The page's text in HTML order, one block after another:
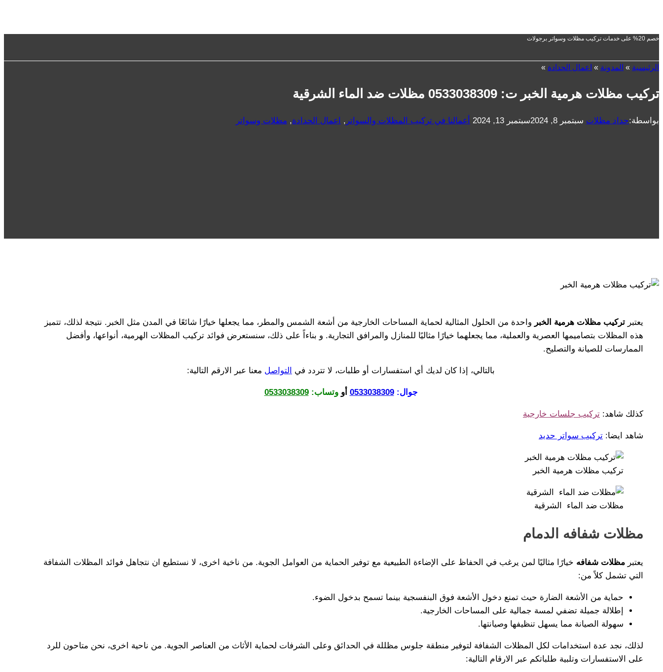
خصم 20% على خدمات تركيب مظلات وسواتر برجولات
الرئيسية » المدونة » اعمال الحدادة »
تركيب مظلات هرمية الخبر ت: 0533038309 مظلات ضد الماء الشرقية
بواسطة:حداد مظلات سبتمبر 8, 2024 سبتمبر 13, 2024 أعمالنا في تركيب المظلات والسواتر , اعمال الحدادة, مظلات وسواتر
يعتبر تركيب مظلات هرمية الخبر واحدة من الحلول المثالية لحماية المساحات الخارجية من أشعة الشمس والمطر، مما يجعلها خيارًا شائعًا في المدن مثل الخبر. نتيجة لذلك، تتميز
هذه المظلات بتصاميمها العصرية والعملية، مما يجعلهما خيارًا مثاليًا للمنازل والمرافق التجارية. و بناءاً على ذلك، سنستعرض فوائد تركيب المظلات الهرمية، أنواعها، وأفضل
الممارسات للصيانة والتصليح.
بالتالي، إذا كان لديك أي استفسارات أو طلبات، لا تتردد في التواصل معنا عبر الارقم التالية:
جوال:0533038309 أووتساب:0533038309
كذلك شاهد: تركيب جلسات خارجية
شاهد ايضا: تركيب سواتر حديد
تركيب مظلات هرمية الخبر
مظلات ضد الماء الشرقية
مظلات شفافه الدمام
يعتبر مظلات شفافه خيارًا مثاليًا لمن يرغب في الحفاظ على الإضاءة الطبيعية مع توفير الحماية من العوامل الجوية. من ناخية اخرى، لا نستطيع ان نتجاهل فوائد المظلات الشفافة
التي تشمل كلاً من:
حماية من الأشعة الضارة حيث تمنع دخول الأشعة فوق البنفسجية بينما تسمح بدخول الضوء.
إطلالة جميلة تضفي لمسة جمالية على المساحات الخارجية.
سهولة الصيانة مما يسهل تنظيفها وصيانتها.
لذلك، نجد عدة استخدامات لكل المظلات الشفافة لتوفير منطقة جلوس مظللة في الحدائق وعلى الشرفات لحماية الأثاث من العناصر الجوية. من ناحية اخرى، نحن متاحون للرد
على الاستفسارات وتلبية طلباتكم عبر الارقام التالية: